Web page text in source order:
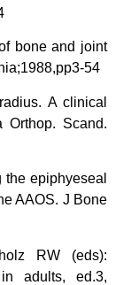
bone and joint
54
A clinical
Orthop. Scand.
epiphyeseal
AAOS. J Bone
RW (eds):
adults, ed.3,